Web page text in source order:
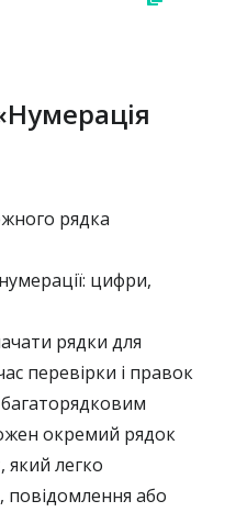
рядка
цифри,
рядки для
перевірки і правок
окремий рядок
який легко
повідомлення або